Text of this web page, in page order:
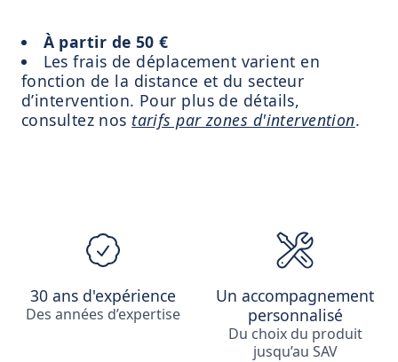
À partir de 50 €
Les frais de déplacement varient en
fonction de la distance et du secteur
d’intervention. Pour plus de détails,
consultez nos tarifs par zones d'intervention.
30 ans d'expérience
Des années d’expertise
Un accompagnement
personnalisé
Du choix du produit
jusqu’au SAV